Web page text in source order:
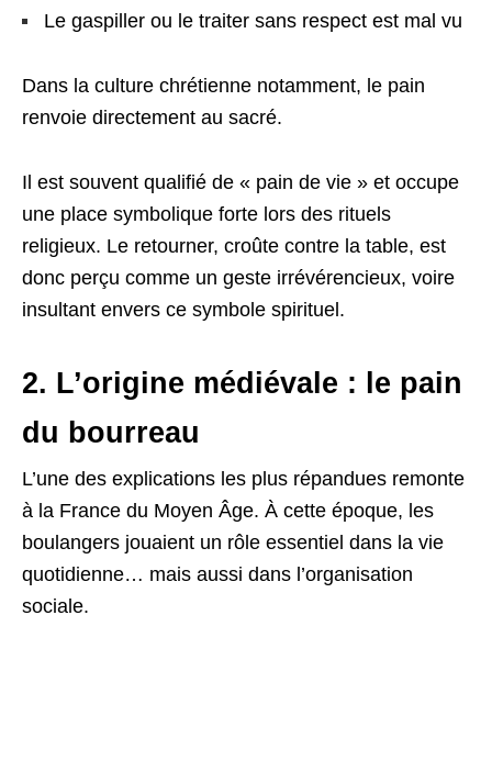
Le gaspiller ou le traiter sans respect est mal vu
Dans la culture chrétienne notamment, le pain
renvoie directement au sacré.
Il est souvent qualifié de « pain de vie » et occupe
une place symbolique forte lors des rituels
religieux. Le retourner, croûte contre la table, est
donc perçu comme un geste irrévérencieux, voire
insultant envers ce symbole spirituel.
2. L’origine médiévale : le pain
du bourreau
L’une des explications les plus répandues remonte
à la France du Moyen Âge. À cette époque, les
boulangers jouaient un rôle essentiel dans la vie
quotidienne… mais aussi dans l’organisation
sociale.